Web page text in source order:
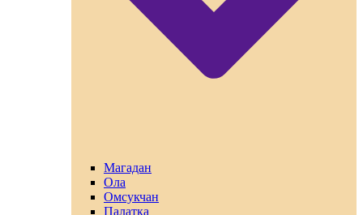
Магадан
Ола
Омсукчан
Палатка